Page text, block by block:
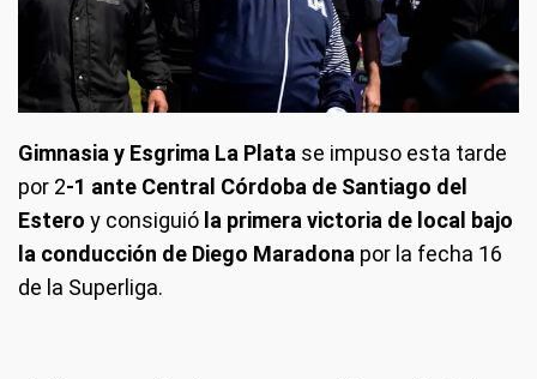
Gimnasia y Esgrima La Plata se impuso esta tarde
por 2-1 ante Central Córdoba de Santiago del
Estero y consiguió la primera victoria de local bajo
la conducción de Diego Maradona por la fecha 16
de la Superliga.